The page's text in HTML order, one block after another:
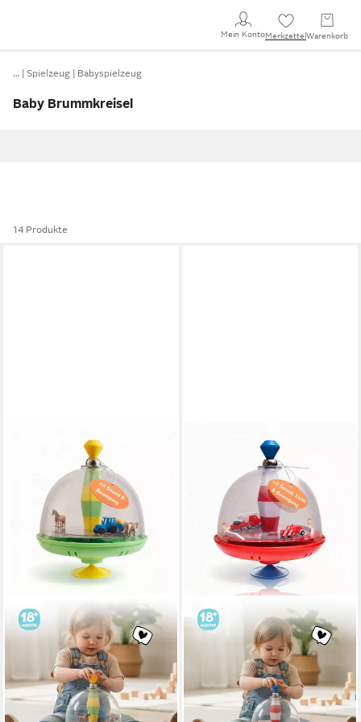
Mein KontoMerkzettel Warenkorb
… Spielzeug Babyspielzeug
Baby Brummkreisel
14 Produkte